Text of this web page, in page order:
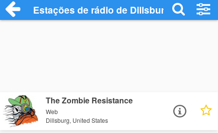
Estações de rádio de Dillsburg - Ouça
The Zombie Resistance
Web
Dillsburg, United States